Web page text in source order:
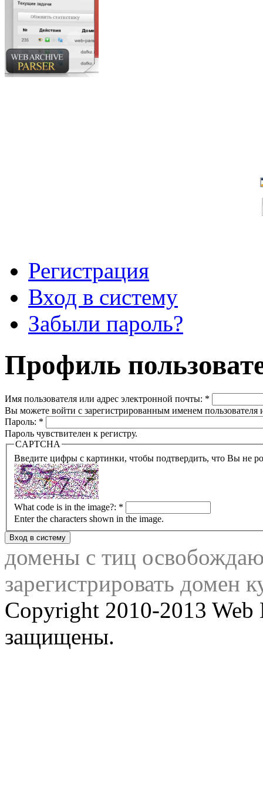
Регистрация
Вход в систему
Забыли пароль?
Профиль
Имя пользователя или адрес электронной почты: *
Вы можете войти с зарегистрированным именем
Пароль: *
Пароль чувствителен к регистру.
CAPTCHA
Введите цифры с картинки, чтобы подтвердить, что Вы не
What code is in the image?: *
Enter the characters shown in the image.
домены с тиц
зарегистрировать домен
Copyright 2010-2013 Web
защищены.